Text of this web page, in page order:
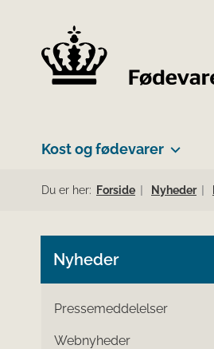
Kost og fødevarer
Du er her: Forside Nyheder
Nyheder
Pressemeddelelser
Webnyheder